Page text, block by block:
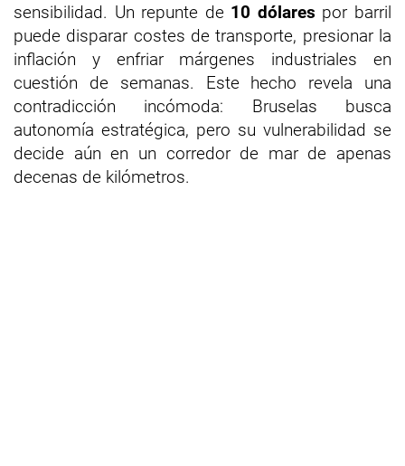
sensibilidad. Un repunte de 10 dólares por barril
puede disparar costes de transporte, presionar la
inflación y enfriar márgenes industriales en
cuestión de semanas. Este hecho revela una
contradicción incómoda: Bruselas busca
autonomía estratégica, pero su vulnerabilidad se
decide aún en un corredor de mar de apenas
decenas de kilómetros.